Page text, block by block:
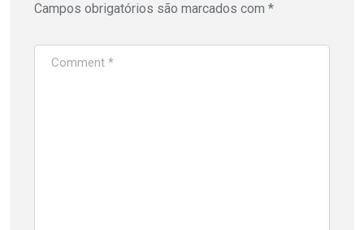
Campos obrigatórios são marcados com *